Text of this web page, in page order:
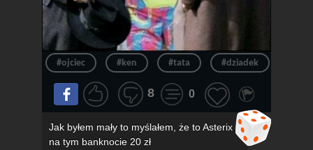
#ojciec #ken #tata #dziadek
8 0
Jak byłem mały to myślałem, że to Asterix
na tym banknocie 20 zł